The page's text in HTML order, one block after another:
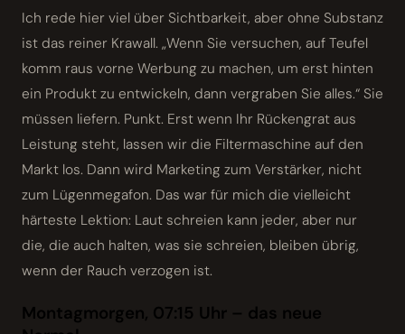
Ich rede hier viel über Sichtbarkeit, aber ohne Substanz
ist das reiner Krawall. „Wenn Sie versuchen, auf Teufel
komm raus vorne Werbung zu machen, um erst hinten
ein Produkt zu entwickeln, dann vergraben Sie alles.“ Sie
müssen liefern. Punkt. Erst wenn Ihr Rücken­grat aus
Leistung steht, lassen wir die Filtermaschine auf den
Markt los. Dann wird Marketing zum Verstärker, nicht
zum Lügenmegafon. Das war für mich die vielleicht
härteste Lektion: Laut schreien kann jeder, aber nur
die, die auch halten, was sie schreien, bleiben übrig,
wenn der Rauch verzogen ist.
Montagmorgen, 07:15 Uhr – das neue